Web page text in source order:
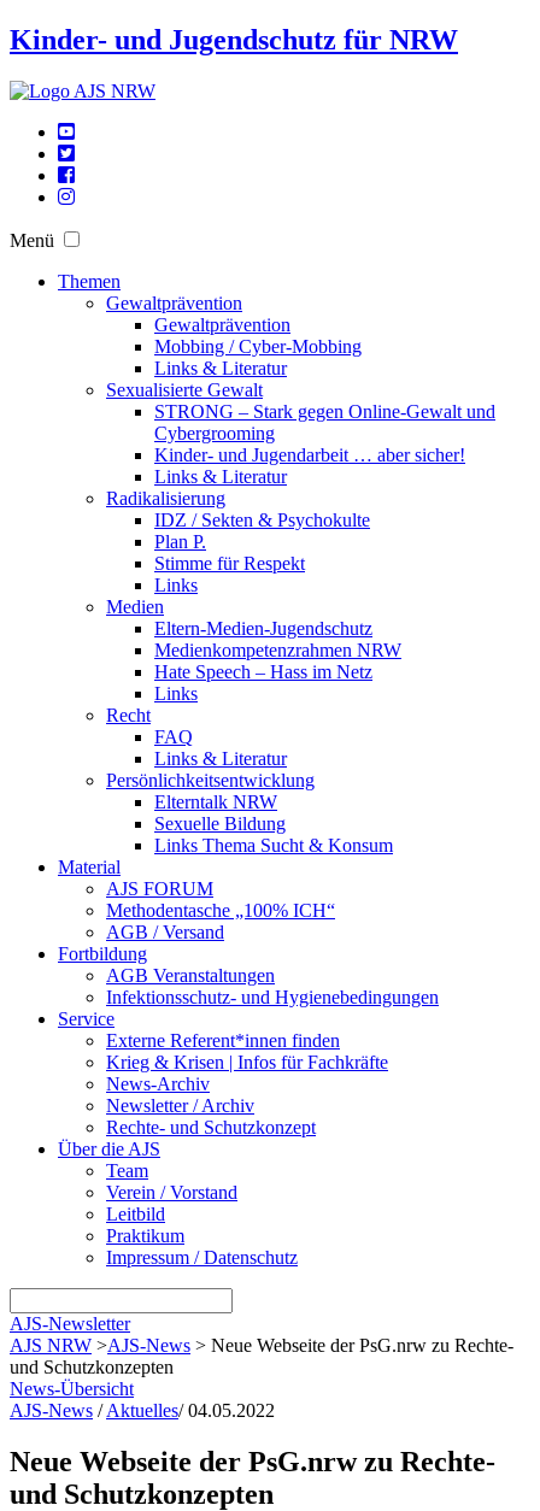
Kinder- und Jugendschutz für NRW
Menü
Themen
Gewaltprävention
Gewaltprävention
Mobbing / Cyber-Mobbing
Links & Literatur
Sexualisierte Gewalt
STRONG – Stark gegen Online-Gewalt und
Cybergrooming
Kinder- und Jugendarbeit … aber sicher!
Links & Literatur
Radikalisierung
IDZ / Sekten & Psychokulte
Plan P.
Stimme für Respekt
Links
Medien
Eltern-Medien-Jugendschutz
Medienkompetenzrahmen NRW
Hate Speech – Hass im Netz
Links
Recht
FAQ
Links & Literatur
Persönlichkeitsentwicklung
Elterntalk NRW
Sexuelle Bildung
Links Thema Sucht & Konsum
Material
AJS FORUM
Methodentasche „100% ICH“
AGB / Versand
Fortbildung
AGB Veranstaltungen
Infektionsschutz- und Hygienebedingungen
Service
Externe Referent*innen finden
Krieg & Krisen | Infos für Fachkräfte
News-Archiv
Newsletter / Archiv
Rechte- und Schutzkonzept
Über die AJS
Team
Verein / Vorstand
Leitbild
Praktikum
Impressum / Datenschutz
AJS-Newsletter
AJS NRW >AJS-News > Neue Webseite der PsG.nrw zu Rechte-
und Schutzkonzepten
News-Übersicht
AJS-News /Aktuelles/04.05.2022
Neue Webseite der PsG.nrw zu Rechte-
und Schutzkonzepten